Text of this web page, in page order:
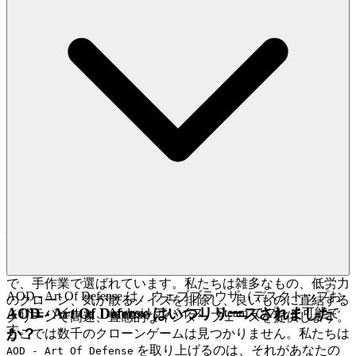
あなたの成果は、フィールドが平らで安全だからこそ意味が
あります。AOD - Art Of Defense
のリーダーボードのトッ
プを目指して追いかけてください。それは真のスキルテスト
です。私たちが安全で公正な遊び場を構築するので、あなた
は自分のレガシーを築くことに集中できます。
4. プレイヤーへの敬意：キュレーションされた、
で、手作業で選ばれています。私たちは雑多なもの、低労力
のクローン、気が散るノイズを排除し、良いものに直結する
クリーンで高速、直感的なインターフェースを提供します。
ここでは数千のクローンゲームは見つかりません。私たちは
AOD - Art Of Defense を取り上げるのは、それがあなたの
AOD - Art Of Defense は、ウェブブラウザ（デスクトップお
よびモバイル）、Android デバイス、Steam でプレイ可能で
す。
AOD - Art Of Defense はいつリリースされました
か？